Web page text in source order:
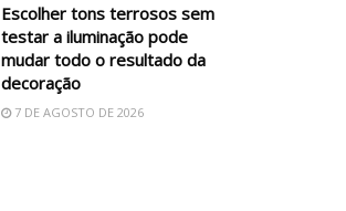
Escolher tons terrosos sem
testar a iluminação pode
mudar todo o resultado da
decoração
7 DE AGOSTO DE 2026